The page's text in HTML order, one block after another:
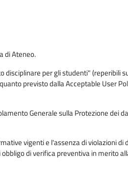
di Ateneo.
per gli studenti" (reperibili
previsto dalla Acceptable User
Generale sulla Protezione dei
vigenti e l'assenza di violazioni di
di verifica preventiva in merito